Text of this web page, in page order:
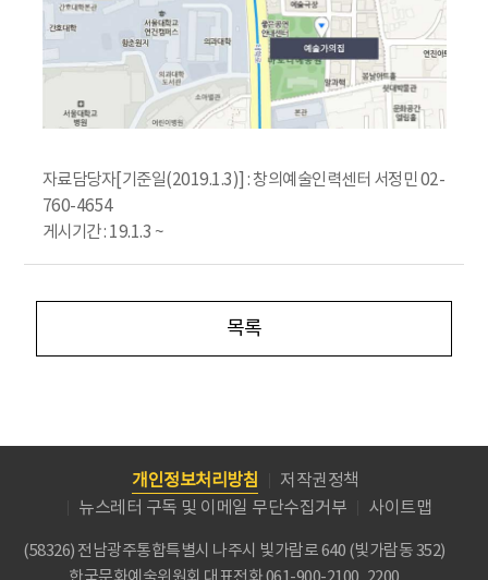
자료담당자[기준일(2019.1.3)] : 창의예술인력센터 서정민 02-
760-4654
게시기간 : 19.1.3 ~
목록
개인정보처리방침
저작권정책
뉴스레터 구독 및 이메일 무단수집거부
사이트맵
(58326) 전남광주통합특별시 나주시 빛가람로 640 (빛가람동 352)